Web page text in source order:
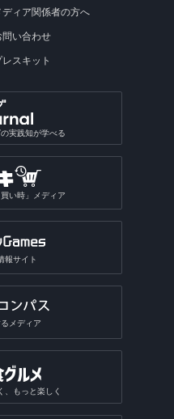
ディア関係者の方へ
問い合わせ
レスキット
実践知が学べる
い時」メディア
報サイト
メディア
、もっと楽しく